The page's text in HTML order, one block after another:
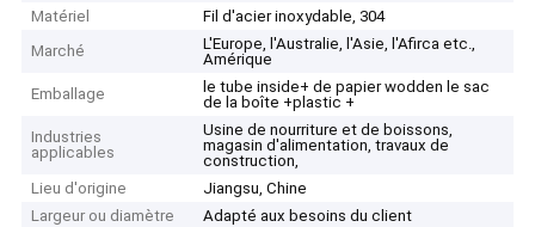
Matériel
Fil d'acier inoxydable, 304
Marché
L'Europe, l'Australie, l'Asie, l'Afirca etc.,
Amérique
Emballage
le tube inside+ de papier wodden le sac
de la boîte +plastic +
Industries
applicables
Usine de nourriture et de boissons,
magasin d'alimentation, travaux de
construction,
Lieu d'origine
Jiangsu, Chine
Largeur ou diamètre
Adapté aux besoins du client